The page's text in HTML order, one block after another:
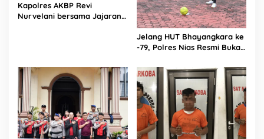
Kapolres AKBP Revi
Nurvelani bersama Jajaran
Jelang HUT Bhayangkara ke
-79, Polres Nias Resmi Buka